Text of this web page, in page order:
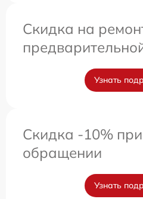
Скидка на
Узнать
Скидка -10%
обращении
Узнать